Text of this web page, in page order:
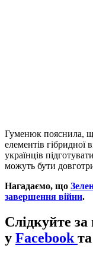
Гуменюк пояснила,
елементів гібридної
українців
можуть бути
Нагадаємо, що
завершення війни.
Слідкуйте
у Facebook та